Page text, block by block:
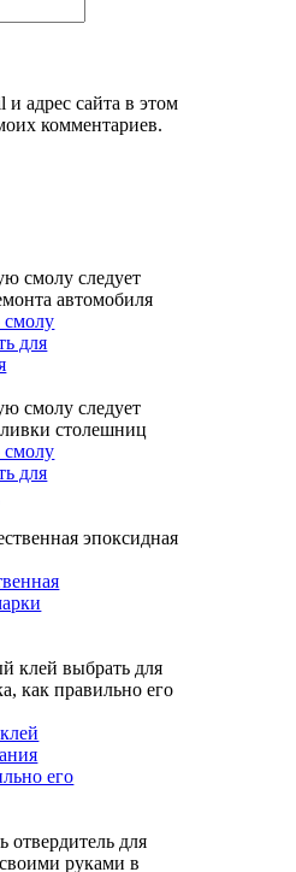
адрес сайта в этом
комментариев.
для
для
его